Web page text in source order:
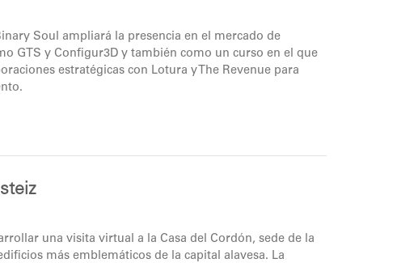
Soul ampliará la presencia en el mercado de
GTS y Configur3D y también como un curso en el que
estratégicas con Lotura y The Revenue para
una visita virtual a la Casa del Cordón, sede de la
más emblemáticos de la capital alavesa. La